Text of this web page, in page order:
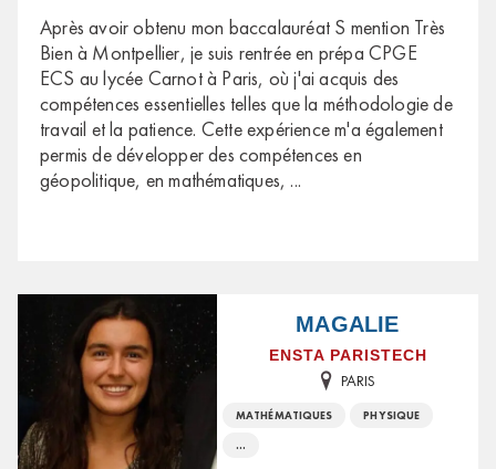
Après avoir obtenu mon baccalauréat S mention Très
Bien à Montpellier, je suis rentrée en prépa CPGE
ECS au lycée Carnot à Paris, où j'ai acquis des
compétences essentielles telles que la méthodologie de
travail et la patience. Cette expérience m'a également
permis de développer des compétences en
géopolitique, en mathématiques,...
MAGALIE
ENSTA PARISTECH
PARIS
MATHÉMATIQUES PHYSIQUE
...